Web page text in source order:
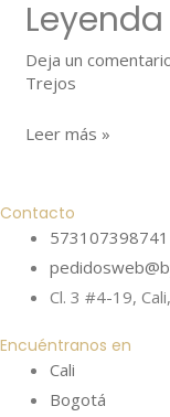
Deja un
Trejos
Selva
Leer más »
Contacto
573107398741
Cl. 3 #4-19,
Encuéntranos en
Cali
Bogotá